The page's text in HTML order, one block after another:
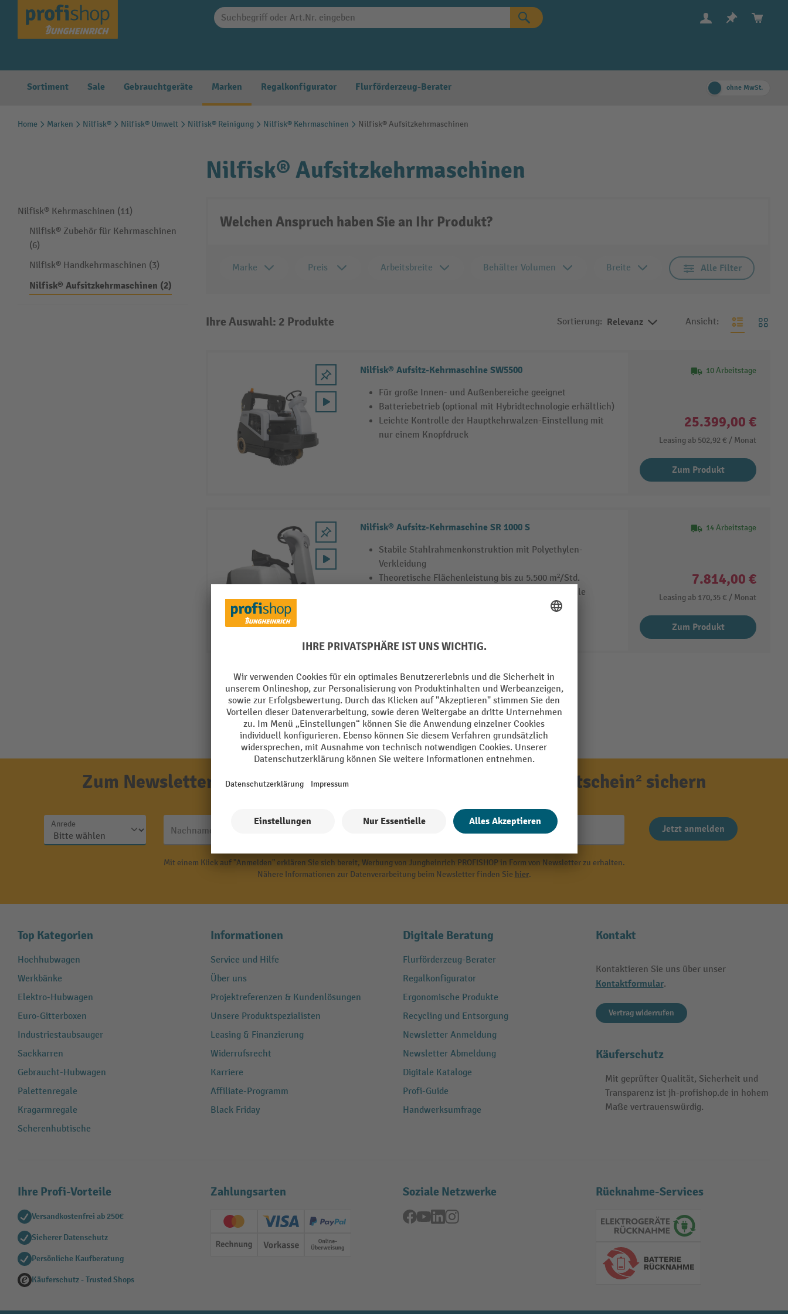
Zur Hauptnavigation springen
Sortiment Sale Gebrauchtgeräte Marken Regalkonfigurator Flurförderzeug-Berater ohne MwSt.
Home Marken Nilfisk® Nilfisk® Umwelt Nilfisk® Reinigung Nilfisk® Kehrmaschinen Nilfisk® Aufsitzkehrmaschinen
Nilfisk® Kehrmaschinen (11)
Nilfisk® Zubehör für Kehrmaschinen
(6)
Nilfisk® Handkehrmaschinen (3)
Nilfisk® Aufsitzkehrmaschinen (2)
Nilfisk® Aufsitzkehrmaschinen
Welchen Anspruch haben Sie an Ihr Produkt?
Marke Preis Arbeitsbreite Behälter Volumen Breite Alle Filter
Ihre Auswahl: 2 Produkte Sortierung: Relevanz Ansicht:
Nilfisk® Aufsitz-Kehrmaschine SW5500
Für große Innen- und Außenbereiche geeignet
Batteriebetrieb (optional mit Hybridtechnologie erhältlich)
Leichte Kontrolle der Hauptkehrwalzen-Einstellung mit
nur einem Knopfdruck
10 Arbeitstage
25.399,00 €
Leasing ab 502,92 € / Monat
Zum Produkt
Nilfisk® Aufsitz-Kehrmaschine SR 1000 S
Stabile Stahlrahmenkonstruktion mit Polyethylen-
Verkleidung
Theoretische Flächenleistung bis zu 5.500 m²/Std.
3 m² großer Panelfilter für optimale Staubkontrolle
14 Arbeitstage
7.814,00 €
Leasing ab 170,35 € / Monat
Zum Produkt
Zum Newsletter anmelden und bis zu -10 % Willkommensgutschein² sichern
Anrede
Nachname Jetzt anmelden
Mit einem Klick auf "Anmelden" erklären Sie sich bereit, Werbung von Jungheinrich PROFISHOP in Form von Newsletter zu erhalten.
Nähere Informationen zur Datenverarbeitung beim Newsletter finden Sie hier.
Top Kategorien
Hochhubwagen
Werkbänke
Elektro-Hubwagen
Euro-Gitterboxen
Industriestaubsauger
Sackkarren
Gebraucht-Hubwagen
Palettenregale
Kragarmregale
Scherenhubtische
Informationen
Service und Hilfe
Über uns
Projektreferenzen & Kundenlösungen
Unsere Produktspezialisten
Leasing & Finanzierung
Widerrufsrecht
Karriere
Affiliate-Programm
Black Friday
Digitale Beratung
Flurförderzeug-Berater
Regalkonfigurator
Ergonomische Produkte
Recycling und Entsorgung
Newsletter Anmeldung
Newsletter Abmeldung
Digitale Kataloge
Profi-Guide
Handwerksumfrage
Kontakt
Kontaktieren Sie uns über unser
Kontaktformular.
Vertrag widerrufen
Käuferschutz
Mit geprüfter Qualität, Sicherheit und
Transparenz ist jh-profishop.de in hohem
Maße vertrauenswürdig.
Ihre Profi-Vorteile
Versandkostenfrei ab 250€
Sicherer Datenschutz
Persönliche Kaufberatung
Käuferschutz - Trusted Shops
Zahlungsarten
Creditcard (Master)Creditcard (Visa)
PayPal
Rechnung Vorkasse Online-Überweisung
Soziale Netzwerke
Facebook
YouTubeLinkedInInstagram
Rücknahme-Services
Elektrogeräte Rückname
Batterie Rückname